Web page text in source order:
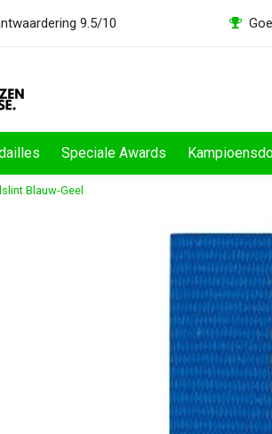
9.5/10
Speciale Awards
Blauw-Geel